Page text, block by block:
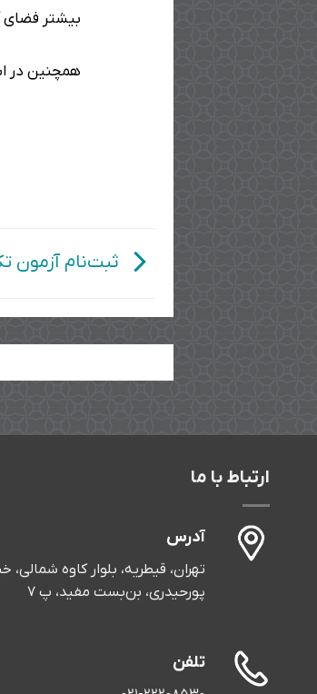
بیشتر فضای
همچنین در
ثبت‌نام آزمون
ارتباط با ما
آدرس
تهران، قیطریه، بلوار کاوه شمالی،
پورحیدری، بن‌بست مفید، پ 7
تلفن